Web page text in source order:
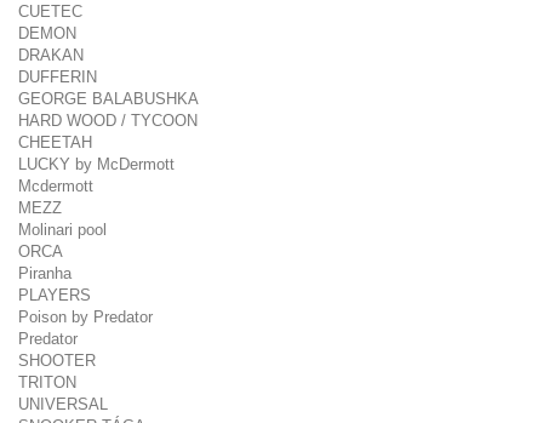
CUETEC
DEMON
DRAKAN
DUFFERIN
GEORGE BALABUSHKA
HARD WOOD / TYCOON
CHEETAH
LUCKY by McDermott
Mcdermott
MEZZ
Molinari pool
ORCA
Piranha
PLAYERS
Poison by Predator
Predator
SHOOTER
TRITON
UNIVERSAL